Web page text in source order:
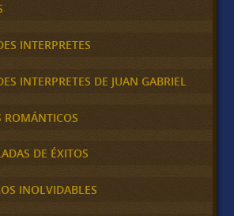
INTERPRETES
INTERPRETES DE JUAN GABRIEL
ROMÁNTICOS
DE ÉXITOS
INOLVIDABLES